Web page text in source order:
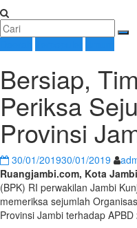
Bersiap,
Periksa
Provinsi
30/01/201930/01/2019
Ruangjambi.com, Kota Jambi
(BPK) RI perwakilan Jambi
memeriksa sejumlah
Provinsi Jambi terhadap APBD